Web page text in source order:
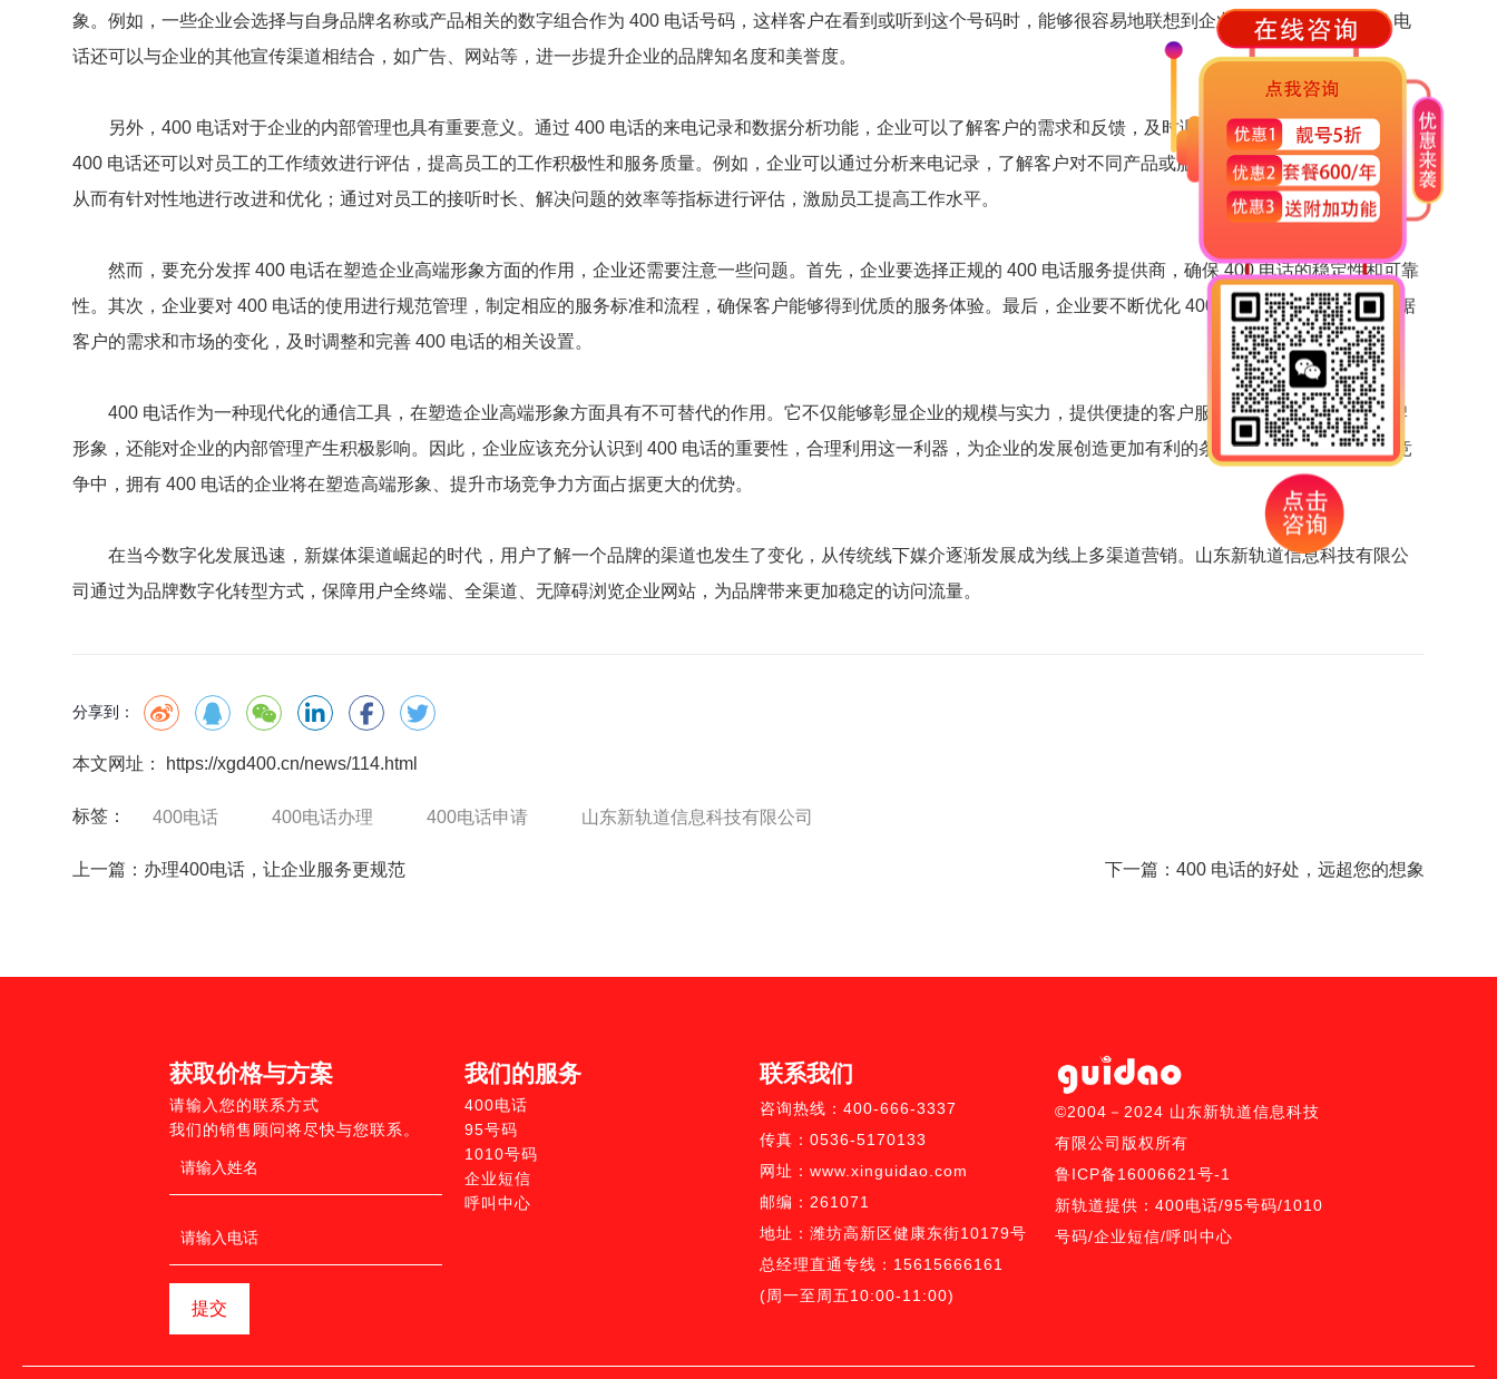
象。例如，一些企业会选择与自身品牌名称或产品相关的数字组合作为 400 电话号码，这样客户在看到或听到这个号码时，能够很容易地联想到企业的品牌。此外，400 电
话还可以与企业的其他宣传渠道相结合，如广告、网站等，进一步提升企业的品牌知名度和美誉度。
另外，400 电话对于企业的内部管理也具有重要意义。通过 400 电话的来电记录和数据分析功能，企业可以了解客户的需求和反馈，及时调整产品或服务策略。同时，
400 电话还可以对员工的工作绩效进行评估，提高员工的工作积极性和服务质量。例如，企业可以通过分析来电记录，了解客户对不同产品或服务的咨询频率和反馈意见，
从而有针对性地进行改进和优化；通过对员工的接听时长、解决问题的效率等指标进行评估，激励员工提高工作水平。
然而，要充分发挥 400 电话在塑造企业高端形象方面的作用，企业还需要注意一些问题。首先，企业要选择正规的 400 电话服务提供商，确保 400 电话的稳定性和可靠
性。其次，企业要对 400 电话的使用进行规范管理，制定相应的服务标准和流程，确保客户能够得到优质的服务体验。最后，企业要不断优化 400 电话的功能和服务，根据
客户的需求和市场的变化，及时调整和完善 400 电话的相关设置。
400 电话作为一种现代化的通信工具，在塑造企业高端形象方面具有不可替代的作用。它不仅能够彰显企业的规模与实力，提供便捷的客户服务体验，提升企业的品牌
形象，还能对企业的内部管理产生积极影响。因此，企业应该充分认识到 400 电话的重要性，合理利用这一利器，为企业的发展创造更加有利的条件。相信在未来的商业竞
争中，拥有 400 电话的企业将在塑造高端形象、提升市场竞争力方面占据更大的优势。
在当今数字化发展迅速，新媒体渠道崛起的时代，用户了解一个品牌的渠道也发生了变化，从传统线下媒介逐渐发展成为线上多渠道营销。 山东新轨道信息科技有限公
司 通过为品牌数字化转型方式，保障用户全终端、全渠道、无障碍浏览企业网站，为品牌带来更加稳定的访问流量。
分享到：
本文网址： https://xgd400.cn/news/114.html
标签： 400电话 400电话办理 400电话申请 山东新轨道信息科技有限公司
上一篇： 办理400电话，让企业服务更规范 下一篇： 400 电话的好处，远超您的想象
获取价格与方案
请输入您的联系方式
我们的销售顾问将尽快与您联系。
提交
我们的服务
400电话
95号码
1010号码
企业短信
呼叫中心
联系我们
咨询热线：400-666-3337
传真：0536-5170133
网址：www.xinguidao.com
邮编：261071
地址：潍坊高新区健康东街10179号
总经理直通专线：15615666161
(周一至周五10:00-11:00)
©2004－2024 山东新轨道信息科技
有限公司版权所有
鲁ICP备16006621号-1
新轨道提供： 400电话/95号码/1010
号码/企业短信/呼叫中心